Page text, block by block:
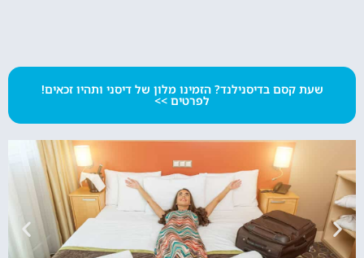
שעת קסם בדיסנילנד? הזמינו מלון של דיסני ותהיו זכאים!
לפרטים >>